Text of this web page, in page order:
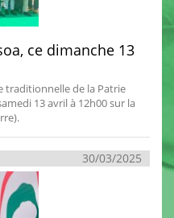
ce dimanche 13
traditionnelle de la Patrie
13 avril à 12h00 sur la
30/03/2025